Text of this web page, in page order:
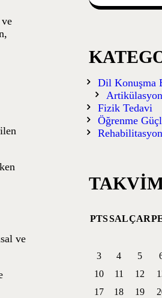
ve
Dil Konuşma
Fizik Tedavi
Öğrenme
PTSSALÇAR
3
4 5
10
11 12
17
18 19